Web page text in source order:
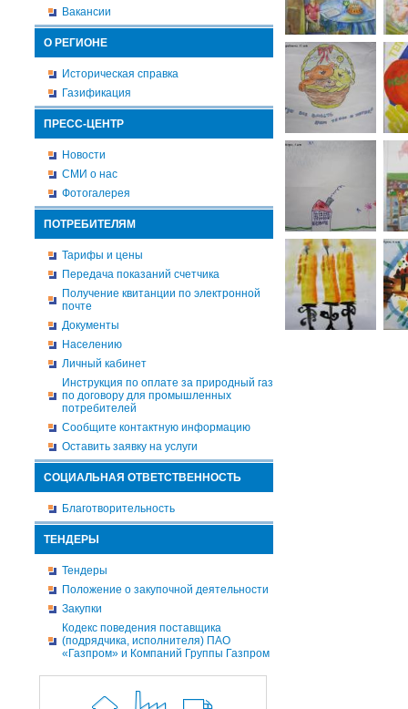
Вакансии
О РЕГИОНЕ
Историческая справка
Газификация
ПРЕСС-ЦЕНТР
Новости
СМИ о нас
Фотогалерея
ПОТРЕБИТЕЛЯМ
Тарифы и цены
Передача показаний счетчика
Получение квитанции по электронной
почте
Документы
Населению
Личный кабинет
Инструкция по оплате за природный газ
по договору для промышленных
потребителей
Сообщите контактную информацию
Оставить заявку на услуги
СОЦИАЛЬНАЯ ОТВЕТСТВЕННОСТЬ
Благотворительность
ТЕНДЕРЫ
Тендеры
Положение о закупочной деятельности
Закупки
Кодекс поведения поставщика
(подрядчика, исполнителя) ПАО
«Газпром» и Компаний Группы Газпром